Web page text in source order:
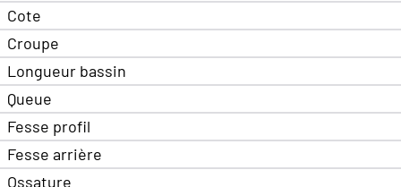
Cote
Croupe
Longueur bassin
Queue
Fesse profil
Fesse arrière
Ossature